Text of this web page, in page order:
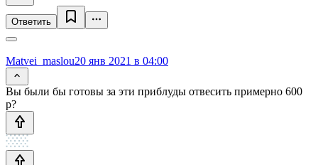
Ответить
Matvei_maslou20 янв 2021 в 04:00
Вы были бы готовы за эти приблуды отвесить примерно 600
р?